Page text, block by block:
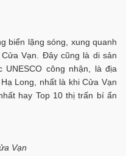
biển lặng sóng, xung quanh
Vạn. Đây cũng là di sản
công nhận, là địa
Long, nhất là khi Cửa Vạn
hay Top 10 thị trấn bí ẩn
Vạn